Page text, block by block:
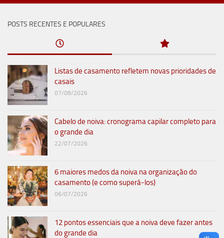
POSTS RECENTES E POPULARES
Listas de casamento refletem novas prioridades de
casais
07/08/2026
Cabelo de noiva: cronograma capilar completo para
o grande dia
22/07/2026
6 maiores medos da noiva na organização do
casamento (e como superá-los)
06/07/2026
12 pontos essenciais que a noiva deve fazer antes
do grande dia